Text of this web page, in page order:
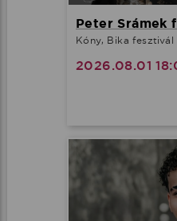
Peter Srámek
Kóny, Bika fesztivál
2026.08.01
További